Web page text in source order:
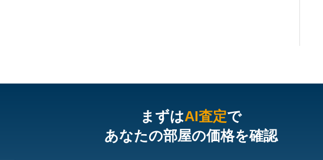
まずはAI査定で
あなたの部屋の価格を確認